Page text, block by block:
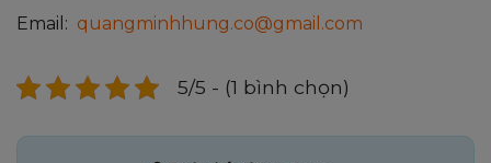
Email: quangminhhung.co@gmail.com
5/5 - (1 bình chọn)